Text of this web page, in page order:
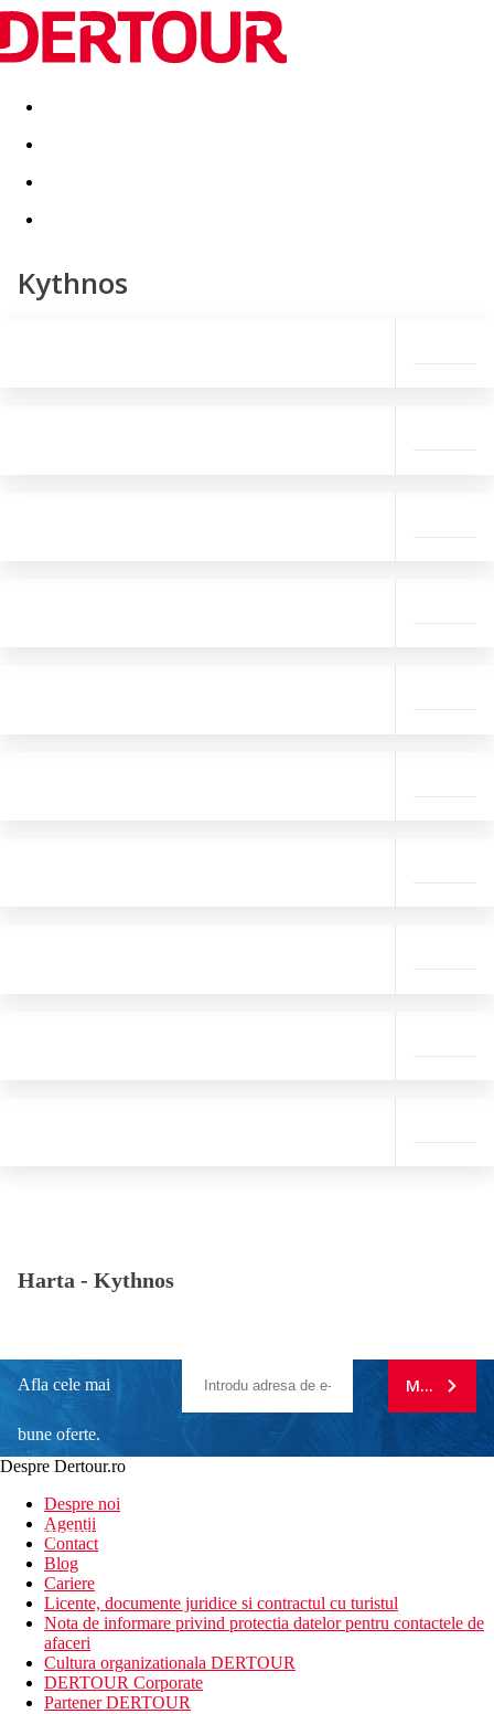
Destinatii Vacanta perfecta OFERTE DE NERATAT
Kythnos
Harta - Kythnos
Afla cele mai
bune oferte.
newsletter!
MA
Despre Dertour.ro
Despre noi
Agentii
Contact
Blog
Cariere
Licente, documente juridice si contractul cu turistul
Nota de informare privind protectia datelor pentru contactele de
afaceri
Cultura organizationala DERTOUR
DERTOUR Corporate
Partener DERTOUR